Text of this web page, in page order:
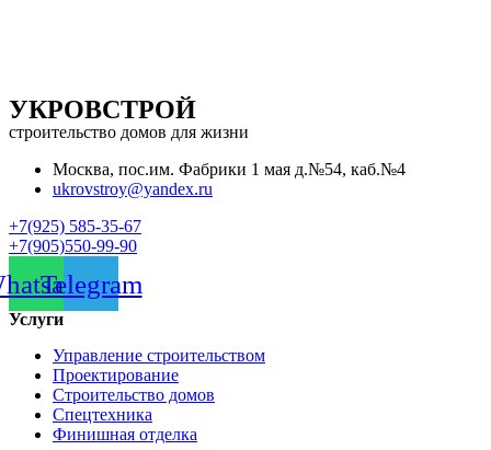
УКРОВСТРОЙ
строительство домов для жизни
Москва, пос.им. Фабрики 1 мая д.№54, каб.№4
ukrovstroy@yandex.ru
+7(925) 585-35-67
+7(905)550-99-90
Telegram
Услуги
Управление строительством
Проектирование
Строительство домов
Спецтехника
Финишная отделка